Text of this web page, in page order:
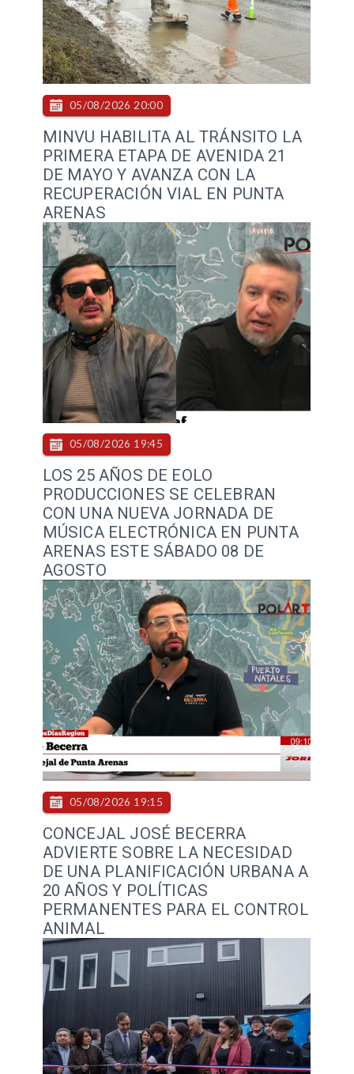
MINVU HABILITA AL TRÁNSITO LA
PRIMERA ETAPA DE AVENIDA 21
DE MAYO Y AVANZA CON LA
RECUPERACIÓN VIAL EN PUNTA
ARENAS
05/08/2026 20:00
LOS 25 AÑOS DE EOLO
PRODUCCIONES SE CELEBRAN
CON UNA NUEVA JORNADA DE
MÚSICA ELECTRÓNICA EN PUNTA
ARENAS ESTE SÁBADO 08 DE
AGOSTO
05/08/2026 19:45
CONCEJAL JOSÉ BECERRA
ADVIERTE SOBRE LA NECESIDAD
DE UNA PLANIFICACIÓN URBANA A
20 AÑOS Y POLÍTICAS
PERMANENTES PARA EL CONTROL
ANIMAL
05/08/2026 19:15